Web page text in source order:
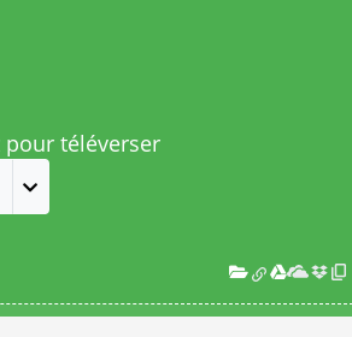
téléverser